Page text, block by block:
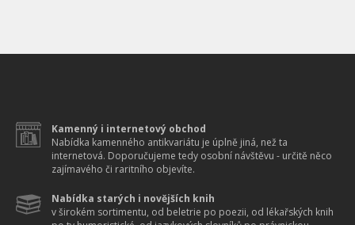
Kamenný i internetový obchod
Nabídka kamenného antikvariátu je úplně jiná, než ta
internetová. Doporučujeme tedy osobní návštěvu - určitě něco
zajímavého či raritního objevíte.
Nabídka starých i novějších knih
v širokém sortimentu, od beletrie po poezii, od lékařských knih